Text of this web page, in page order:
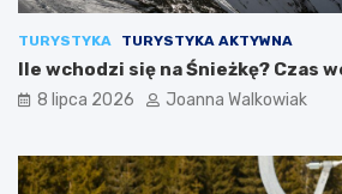
TURYSTYKA TURYSTYKA AKTYWNA
Ile wchodzi się na Śnieżkę? Czas
8 lipca 2026 Joanna Walkowiak